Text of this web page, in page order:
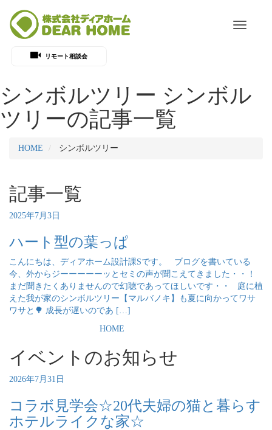
Toggle
リモート相談会
シンボルツリー シンボル
ツリーの記事一覧
HOME シンボルツリー
記事一覧
2025年7月3日
ハート型の葉っぱ
こんにちは、ディアホーム設計課Sです。 ブログを書いている
今、外からジーーーーーッとセミの声が聞こえてきました・・！
まだ聞きたくありませんので幻聴であってほしいです・・ 庭に植
えた我が家のシンボルツリー【マルバノキ】も夏に向かってワサ
ワサと🌳 成長が遅いのであ […]
HOME
イベントのお知らせ
2026年7月31日
コラボ見学会☆20代夫婦の猫と暮らす
ホテルライクな家☆